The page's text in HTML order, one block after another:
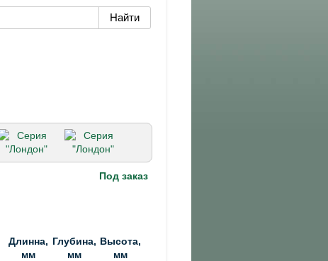
Под заказ
Длинна,
мм
Глубина,
мм
Высота,
мм